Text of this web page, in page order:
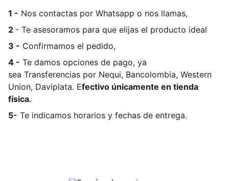
1 - Nos contactas por Whatsapp o nos llamas,
2 - Te asesoramos para que elijas el producto ideal
3 - Confirmamos el pedido,
4 - Te damos opciones de pago, ya
sea Transferencias por Nequi, Bancolombia, Western
Union, Daviplata. Efectivo únicamente en tienda
física.
5- Te indicamos horarios y fechas de entrega.